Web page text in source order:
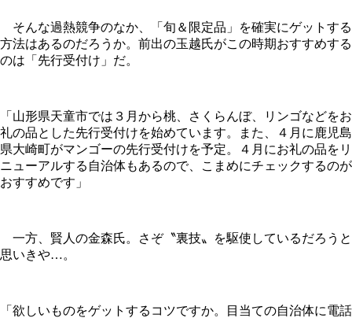
そんな過熱競争のなか、「旬＆限定品」を確実にゲットする
方法はあるのだろうか。前出の玉越氏がこの時期おすすめする
のは「先行受付け」だ。
「山形県天童市では３月から桃、さくらんぼ、リンゴなどをお
礼の品とした先行受付けを始めています。また、４月に鹿児島
県大崎町がマンゴーの先行受付けを予定。４月にお礼の品をリ
ニューアルする自治体もあるので、こまめにチェックするのが
おすすめです」
一方、賢人の金森氏。さぞ〝裏技〟を駆使しているだろうと
思いきや…。
「欲しいものをゲットするコツですか。目当ての自治体に電話